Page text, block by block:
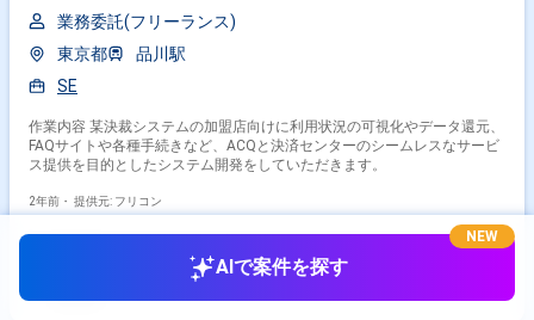
業務委託(フリーランス)
東京都
品川駅
SE
作業内容 某決裁システムの加盟店向けに利用状況の可視化やデータ還元、
FAQサイトや各種手続きなど、ACQと決済センターのシームレスなサービ
ス提供を目的としたシステム開発をしていただきます。
2年前・ 提供元: フリコン
AIで案件を探す
NEW